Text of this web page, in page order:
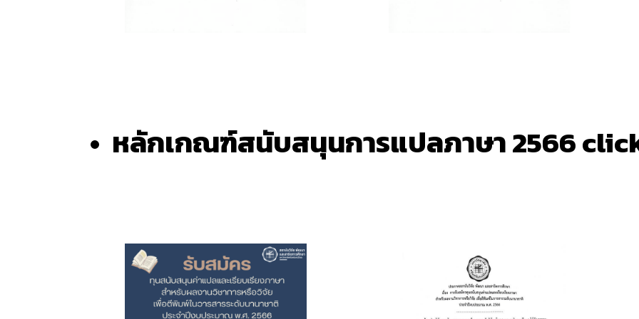
หลักเกณฑ์สนับสนุนการแปลภาษา 2566